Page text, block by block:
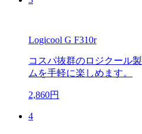
Logicool G F310r
コスパ抜群のロジクール
ムを手軽に楽しめます。
2,860円
4